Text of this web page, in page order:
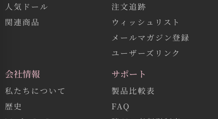
人気ドール
関連商品
注文追跡
ウィッシュリスト
メールマガジン登録
ユーザーズリンク
会社情報
私たちについて
歴史
サポート
製品比較表
FAQ